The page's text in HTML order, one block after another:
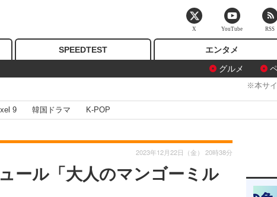
SPEEDTEST エンタメ
グルメ
※本サ
9 韓国ドラマ K-POP
ール「大人のマンゴーミル
2023年12月22日（金） 20時38分
X YouTube RSS